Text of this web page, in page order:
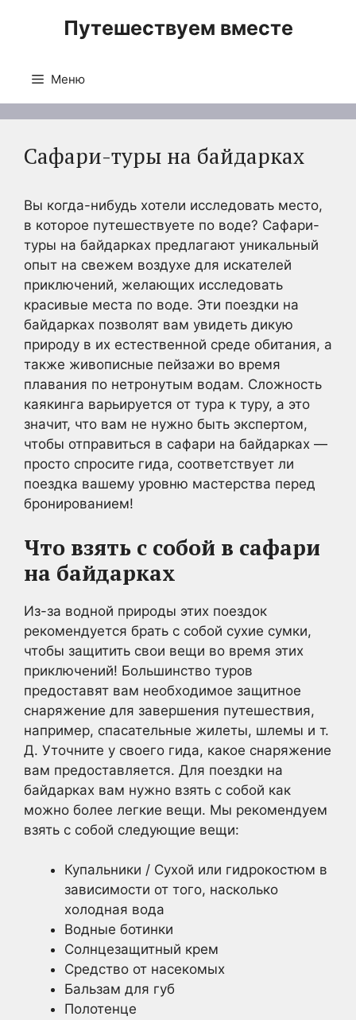
Путешествуем вместе
Меню
Сафари-туры на байдарках
Вы когда-нибудь хотели исследовать место,
в которое путешествуете по воде? Сафари-
туры на байдарках предлагают уникальный
опыт на свежем воздухе для искателей
приключений, желающих исследовать
красивые места по воде. Эти поездки на
байдарках позволят вам увидеть дикую
природу в их естественной среде обитания, а
также живописные пейзажи во время
плавания по нетронутым водам. Сложность
каякинга варьируется от тура к туру, а это
значит, что вам не нужно быть экспертом,
чтобы отправиться в сафари на байдарках —
просто спросите гида, соответствует ли
поездка вашему уровню мастерства перед
бронированием!
Что взять с собой в сафари
на байдарках
Из-за водной природы этих поездок
рекомендуется брать с собой сухие сумки,
чтобы защитить свои вещи во время этих
приключений! Большинство туров
предоставят вам необходимое защитное
снаряжение для завершения путешествия,
например, спасательные жилеты, шлемы и т.
Д. Уточните у своего гида, какое снаряжение
вам предоставляется. Для поездки на
байдарках вам нужно взять с собой как
можно более легкие вещи. Мы рекомендуем
взять с собой следующие вещи:
Купальники / Сухой или гидрокостюм в
зависимости от того, насколько
холодная вода
Водные ботинки
Солнцезащитный крем
Средство от насекомых
Бальзам для губ
Полотенце